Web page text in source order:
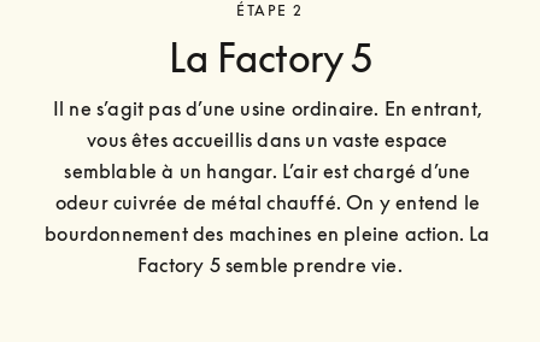
ÉTAPE 2
La Factory 5
Il ne s’agit pas d’une usine ordinaire. En entrant,
vous êtes accueillis dans un vaste espace
semblable à un hangar. L’air est chargé d’une
odeur cuivrée de métal chauffé. On y entend le
bourdonnement des machines en pleine action. La
Factory 5 semble prendre vie.